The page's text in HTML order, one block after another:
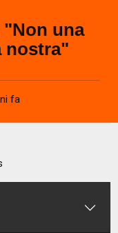
"Non una
nostra"
fa